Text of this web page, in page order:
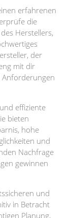
erfahrenen
die
Herstellers,
der
mit dir
Anforderungen
effiziente
bieten
hohe
und
Nachfrage
gewinnen
und
in Betracht
Planung,